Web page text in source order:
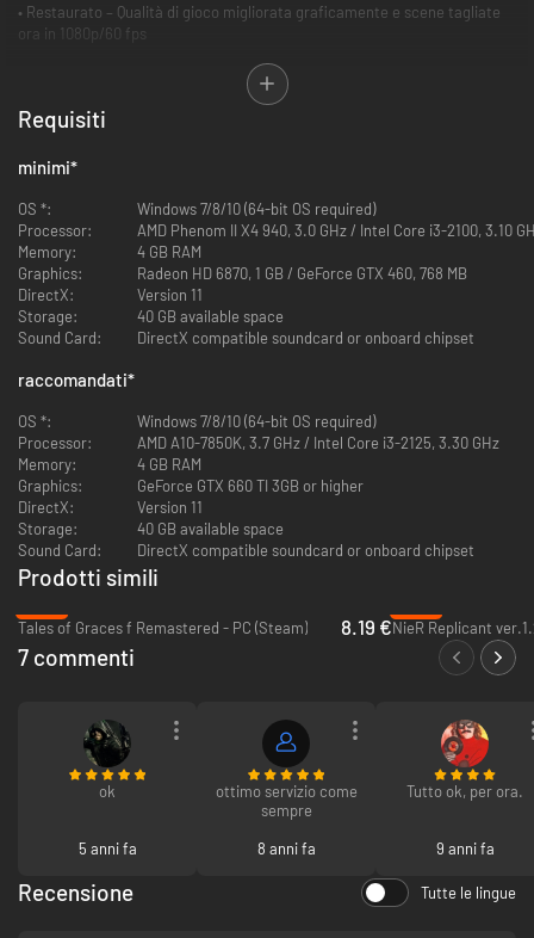
• Restaurato – Qualità di gioco migliorata graficamente e scene tagliate
ora in 1080p/60 fps
• Caratteristiche di sistema migliorate – Equilibrio di battaglia e velocità
di gioco ottimizzate per una migliore esperienza per nuovi e vecchi fan.
Requisiti
minimi*
OS *:
Windows 7/8/10 (64-bit OS required)
Processor:
AMD Phenom II X4 940, 3.0 GHz / Intel Core i3-2100, 3.10
Memory:
4 GB RAM
Graphics:
Radeon HD 6870, 1 GB / GeForce GTX 460, 768 MB
DirectX:
Version 11
Storage:
40 GB available space
Sound Card:
DirectX compatible soundcard or onboard chipset
raccomandati*
OS *:
Windows 7/8/10 (64-bit OS required)
Processor:
AMD A10-7850K, 3.7 GHz / Intel Core i3-2125, 3.30 GHz
Memory:
4 GB RAM
Graphics:
GeForce GTX 660 TI 3GB or higher
DirectX:
Version 11
Storage:
40 GB available space
Sound Card:
DirectX compatible soundcard or onboard chipset
Prodotti simili
Tales of Graces f Remastered - PC (Steam)
8.19 €
7 commenti
ok
5 anni fa
ottimo servizio come
sempre
8 anni fa
Tutto ok, per ora.
9 anni fa
Recensione Tutte le lingue